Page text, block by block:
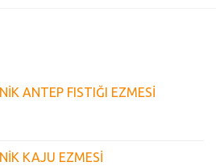
ANTEP FISTIĞI EZMESİ
KAJU EZMESİ